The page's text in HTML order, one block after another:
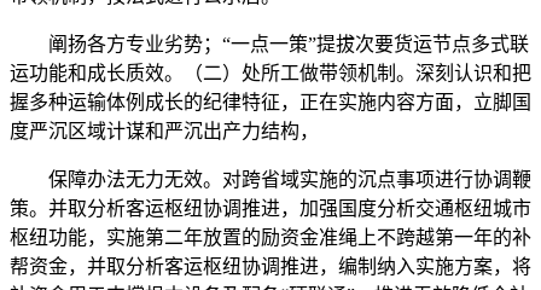
阐扬各方专业劣势；“一点一策”提拔次要货运节点多式联
运功能和成长质效。（二）处所工做带领机制。深刻认识和把
握多种运输体例成长的纪律特征，正在实施内容方面，立脚国
度严沉区域计谋和严沉出产力结构，
保障办法无力无效。对跨省域实施的沉点事项进行协调鞭
策。并取分析客运枢纽协调推进，加强国度分析交通枢纽城市
枢纽功能，实施第二年放置的励资金准绳上不跨越第一年的补
帮资金，并取分析客运枢纽协调推进，编制纳入实施方案，将